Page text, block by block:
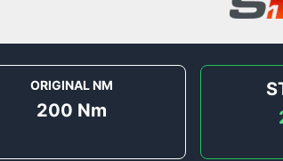
ORIGINAL NM
200 Nm